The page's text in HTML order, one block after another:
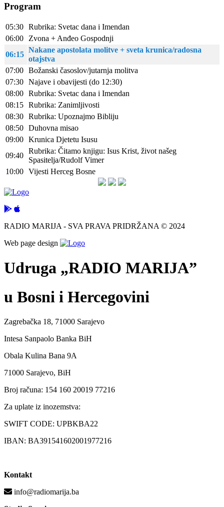
Program
05:30 Rubrika: Svetac dana i Imendan
06:00
Zvona + Anđeo Gospodnji
06:15
Nakane apostolata molitve + sveta krunica/radosna
otajstva
07:00 Božanski časoslov/jutarnja molitva
07:30 Najave i obavijesti (do 12:30)
08:00 Rubrika: Svetac dana i Imendan
08:15 Rubrika: Zanimljivosti
08:30 Rubrika: Upoznajmo Bibliju
08:50 Duhovna misao
09:00 Krunica Djetetu Isusu
09:40
Rubrika: Čitamo knjigu: Isus Krist, život našeg
Spasitelja/Rudolf Vimer
10:00 Vijesti Herceg Bosne
RADIO MARIJA - SVA PRAVA PRIDRŽANA © 2024
Web page design
Udruga „RADIO MARIJA”
u Bosni i Hercegovini
Zagrebačka 18, 71000 Sarajevo
Intesa Sanpaolo Banka BiH
Obala Kulina Bana 9A
71000 Sarajevo, BiH
Broj računa: 154 160 20019 77216
Za uplate iz inozemstva:
SWIFT CODE: UPBKBA22
IBAN: BA391541602001977216
Kontakt
info@radiomarija.ba